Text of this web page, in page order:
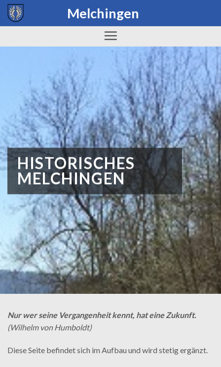
Skip
Melchingen
HISTORISCHES
MELCHINGEN
Nur wer seine Vergangenheit kennt, hat eine Zukunft.
(Wilhelm von Humboldt)
Diese Seite befindet sich im Aufbau und wird stetig ergänzt.